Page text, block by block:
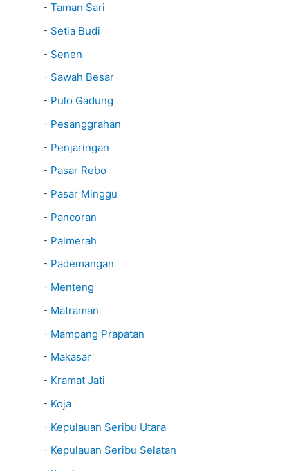
- Taman Sari
- Setia Budi
- Senen
- Sawah Besar
- Pulo Gadung
- Pesanggrahan
- Penjaringan
- Pasar Rebo
- Pasar Minggu
- Pancoran
- Palmerah
- Pademangan
- Menteng
- Matraman
- Mampang Prapatan
- Makasar
- Kramat Jati
- Koja
- Kepulauan Seribu Utara
- Kepulauan Seribu Selatan